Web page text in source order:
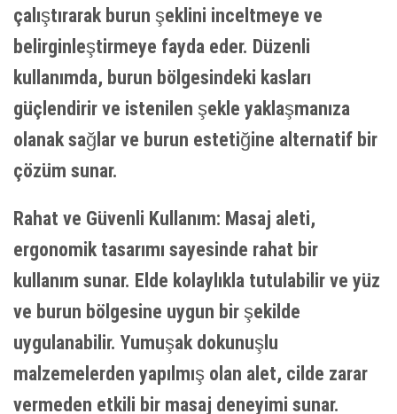
çalıştırarak burun şeklini inceltmeye ve
belirginleştirmeye fayda eder. Düzenli
kullanımda, burun bölgesindeki kasları
güçlendirir ve istenilen şekle yaklaşmanıza
olanak sağlar ve burun estetiğine alternatif bir
çözüm sunar.
Rahat ve Güvenli Kullanım: Masaj aleti,
ergonomik tasarımı sayesinde rahat bir
kullanım sunar. Elde kolaylıkla tutulabilir ve yüz
ve burun bölgesine uygun bir şekilde
uygulanabilir. Yumuşak dokunuşlu
malzemelerden yapılmış olan alet, cilde zarar
vermeden etkili bir masaj deneyimi sunar.